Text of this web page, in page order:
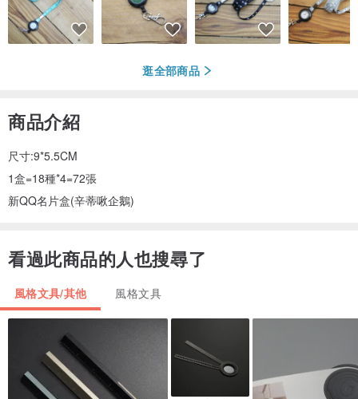
逛全部商品
商品介紹
尺寸:9*5.5CM
1盒=18種*4=72張
新QQ名片盒(辛蒂啾企鵝)
看過此商品的人也搜尋了
風格文具/其他 風格文具